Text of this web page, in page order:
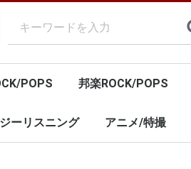
POPS
10inch
邦楽ROCK/POPS
LP/12inch/10inch
7inch
ーリスニング アニメ/特撮